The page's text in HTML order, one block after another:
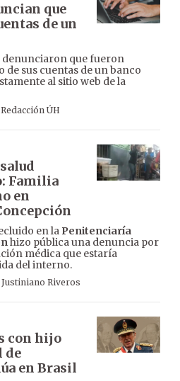
que
de un
que fueron
sus cuentas de un banco
al sitio web de la
Redacción ÚH
Familia
en
en la Penitenciaría
hizo pública una denuncia por
médica que estaría
del interno.
Justiniano Riveros
con hijo
de
en Brasil